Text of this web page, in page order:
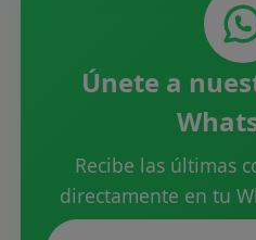
Únete a
Recibe las últimas
directamente en tu